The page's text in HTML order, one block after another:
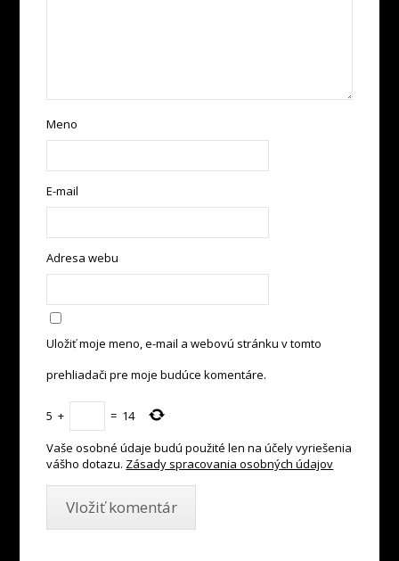
Meno
E-mail
Adresa webu
Uložiť moje meno, e-mail a webovú stránku v tomto
prehliadači pre moje budúce komentáre.
5 + = 14
Vaše osobné údaje budú použité len na účely vyriešenia
vášho dotazu. Zásady spracovania osobných údajov